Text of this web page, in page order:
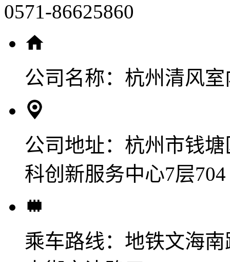
0571-86625860
公司名称： 杭州清风
公司地址： 杭州市钱
科创新服务中心7层704
乘车路线： 地铁文海